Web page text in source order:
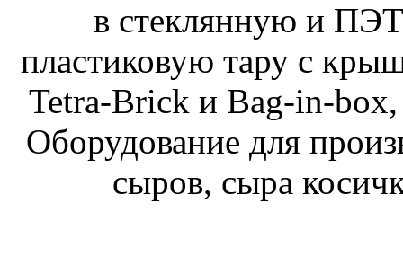
в стеклянную и
пластиковую тару с
Tetra-Brick и Bag-in-
Оборудование для
сыров, сыра